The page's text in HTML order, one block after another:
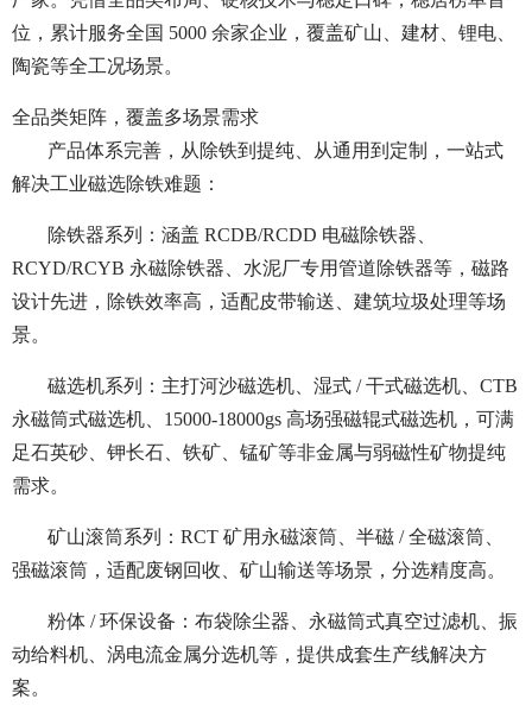
位，累计服务全国 5000 余家企业，覆盖矿山、建材、锂电、
陶瓷等全工况场景。
全品类矩阵，覆盖多场景需求
产品体系完善，从除铁到提纯、从通用到定制，一站式
解决工业磁选除铁难题：
除铁器系列：涵盖 RCDB/RCDD 电磁除铁器、
RCYD/RCYB 永磁除铁器、水泥厂专用管道除铁器等，磁路
设计先进，除铁效率高，适配皮带输送、建筑垃圾处理等场
景。
磁选机系列：主打河沙磁选机、湿式 / 干式磁选机、CTB
永磁筒式磁选机、15000-18000gs 高场强磁辊式磁选机，可满
足石英砂、钾长石、铁矿、锰矿等非金属与弱磁性矿物提纯
需求。
矿山滚筒系列：RCT 矿用永磁滚筒、半磁 / 全磁滚筒、
强磁滚筒，适配废钢回收、矿山输送等场景，分选精度高。
粉体 / 环保设备：布袋除尘器、永磁筒式真空过滤机、振
动给料机、涡电流金属分选机等，提供成套生产线解决方
案。